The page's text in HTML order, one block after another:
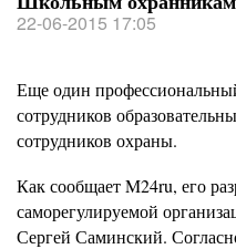
22-06-2015 17:05
Еще один
сотрудников
сотрудников охраны.
Как сообщает M24ru, его
саморегулируемой
Сергей Саминский.